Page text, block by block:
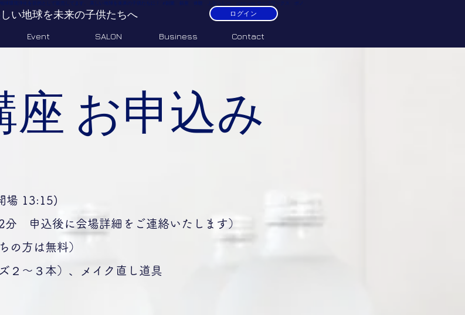
い地球を未来の子供たちへ
地球環境浄化を目的として販売してます。 美しい地球を未来の子供たちに！ #副業 銀座 体験 ふなっしー pono.wax サーフワックス ポノ
Event SALON Business Contact
ログイン
座 お申込み
場 13:15)
申込後に会場詳細をご連絡いたします）
の方は無料）
～３本）、メイク直し道具